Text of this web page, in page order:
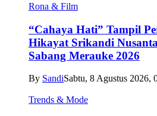
Rona & Film
“Cahaya Hati” Tampil
Hikayat Srikandi
Sabang Merauke 2026
By SandiSabtu, 8 Agustus 2026,
Trends & Mode